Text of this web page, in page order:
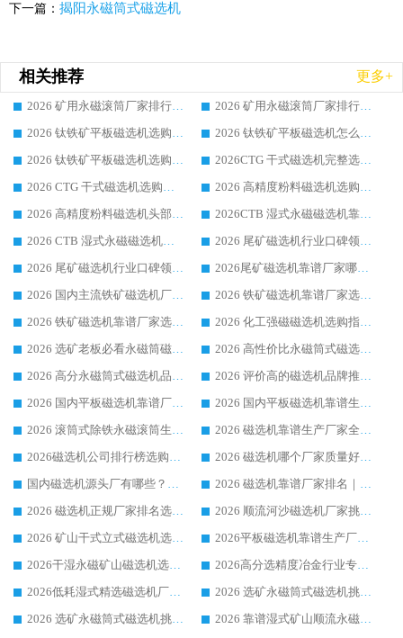
下一篇： 揭阳永磁筒式磁选机
相关推荐 更多+
2026 矿用永磁滚筒厂家排行榜选购干货指南 行业口碑标杆华体会手机网页版-华体会(中国) 实力出众
2026 矿用永磁滚筒厂家排行榜选购指南，行业口碑领域强者华体会手机网页版-华体会(中国)
2026 钛铁矿平板磁选机选购全攻略 市场公认优质品牌厂家实力排行榜
2026 钛铁矿平板磁选机怎么选 靠谱生产企业实力排行榜选购参考攻略
2026 钛铁矿平板磁选机选购指南 行业口碑优选品牌生产企业实力排行榜
2026CTG 干式磁选机完整选购指南 行业口碑顶尖靠谱生产龙头厂家实力推荐
2026 CTG 干式磁选机选购指南|行业口碑靠谱生产厂家领域强者推荐
2026 高精度粉料磁选机选购全攻略 行业优质品牌华体会手机网页版-华体会(中国) 实力深度解析
2026 高精度粉料磁选机头部厂家选购指南 行业口碑靠谱品牌推荐 领域强者华体会手机网页版-华体会(中国) 解析
2026CTB 湿式永磁磁选机靠谱厂家实力排行榜 铁矿选矿设备采购全流程选购指南
2026 CTB 湿式永磁磁选机选购指南|行业口碑良好品牌推荐，领域强者华体会手机网页版-华体会(中国)
2026 尾矿磁选机行业口碑领域强者，源头直供国内主流厂家华体会手机网页版-华体会(中国) 一站式服务
2026 尾矿磁选机行业口碑领域强者，源头直供国内主流厂家华体会手机网页版-华体会(中国) 一站式服务
2026尾矿磁选机靠谱厂家哪家好 行业口碑领域强者华体会手机网页版-华体会(中国) 推荐
2026 国内主流铁矿磁选机厂家选购指南|行业口碑好品牌推荐，领域强者华体会手机网页版-华体会(中国)
2026 铁矿磁选机靠谱厂家选购全攻略 行业标杆华体会手机网页版-华体会(中国) 设备性价比出众
2026 铁矿磁选机靠谱厂家选购指南，领域强者华体会手机网页版-华体会(中国) 铁矿磁选机性价比高
2026 化工强磁磁选机选购指南 5 家行业口碑靠谱厂家领域强者推荐
2026 选矿老板必看永磁筒磁选机推荐 行业头部品牌口碑设备选购全攻略
2026 高性价比永磁筒式磁选机品牌盘点 行业强者口碑实测选购完整指南
2026 高分永磁筒式磁选机品牌推荐 选矿设备强者对比测评采购避坑全攻略
2026 评价高的磁选机品牌推荐选购指南，永磁筒式磁选机设备领域强者全景行业口碑解析
2026 国内平板磁选机靠谱厂家排名 行业实测口碑设备按需选购全指南
2026 国内平板磁选机靠谱生产厂家推荐排名|行业口碑选购指南，领域强者按需选设备
2026 滚筒式除铁永磁滚筒生产厂家推荐排名|行业口碑选购指南，领域强者源头厂商精选
2026 磁选机靠谱生产厂家全梳理 分场景选型行业头部品牌选购参考攻略
2026磁选机公司排行榜选购指南|正规源头厂家推荐，领域强者高性价比靠谱信赖品牌
2026 磁选机哪个厂家质量好？十大靠谱磁电企业排名选购指南
国内磁选机源头厂有哪些？2026 综合实力排名与采购避坑技巧
2026 磁选机靠谱厂家排名｜华体会手机网页版-华体会(中国) 高性价比磁选机磁电品牌
2026 磁选机正规厂家排名选购指南|行业口碑信赖品牌推荐性价比高靠谱磁电企业
2026 顺流河沙磁选机厂家挑选攻略 | 业内口碑龙头企业高性价比品牌推荐
2026 矿山干式立式磁选机选型攻略 梳理深耕磁电装备多年靠谱生产厂商
2026平板磁选机靠谱生产厂家选购指南 行业口碑良好品牌推荐 磁电领域实力强者
2026干湿永磁矿山磁选机选型攻略 优质生产厂家排名 选矿领域高口碑品牌推荐指南
2026高分选精度冶金行业专用磁选机生产厂家,干湿式磁选机源头供应商推荐
2026低耗湿式精​选磁选机厂家怎么选?湿式精选磁选机供应商，行业认可度较高生产厂家华体会手机网页版-华体会(中国) 全面解析
2026 选矿永磁筒式磁选机挑选指南 华体会手机网页版-华体会(中国) 推荐品牌行业口碑佳实力突出
2026 选矿永磁筒式磁选机挑选干货：华体会手机网页版-华体会(中国) 源头厂，绿色高效实力出众
2026 靠谱湿式矿山顺流永磁筒式磁选机选购，国内专业生产厂家华体会手机网页版-华体会(中国) 综合实力出众